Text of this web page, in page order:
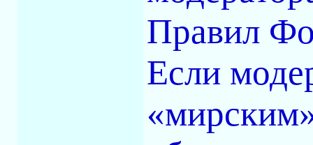
Правил
Если